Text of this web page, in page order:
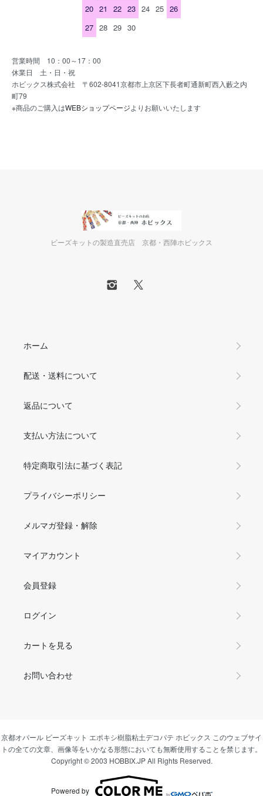
20 21 22 23 24 25 26
27 28 29 30
営業時間 10：00～17：00
休業日 土・日・祝
ホビックス株式会社 〒602-8041京都市上京区下長者町通新町西入藪之内
町79
※商品のご購入はWEBショップページよりお願いいたします
ビーズキットの製造直売店 京都・西陣ホビックス
ホーム
配送・送料について
返品について
支払い方法について
特定商取引法に基づく表記
プライバシーポリシー
メルマガ登録・解除
マイアカウント
会員登録
ログイン
カートを見る
お問い合わせ
京都オパール ビーズキット エポキシ樹脂粘土デコパテ ホビックス このウェブサイ
トの全ての文章、画像等をいかなる形態においても無断使用することを禁じます。
Copyright © 2003 HOBBIX.JP All Rights Reserved.
Powered by